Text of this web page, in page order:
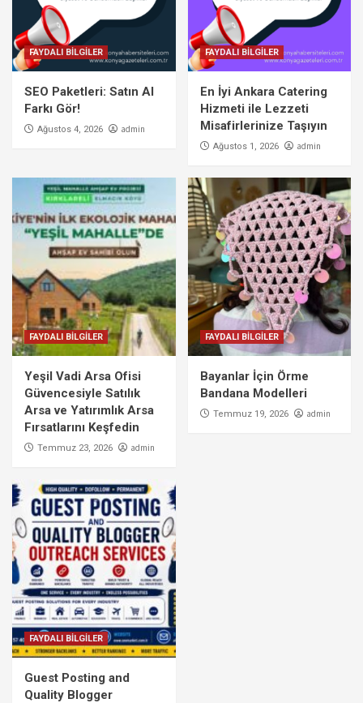
FAYDALI BİLGİLER
SEO Paketleri: Satın Al
Farkı Gör!
Ağustos 4, 2026 admin
FAYDALI BİLGİLER
En İyi Ankara Catering
Hizmeti ile Lezzeti
Misafirlerinize Taşıyın
Ağustos 1, 2026 admin
FAYDALI BİLGİLER
Yeşil Vadi Arsa Ofisi
Güvencesiyle Satılık
Arsa ve Yatırımlık Arsa
Fırsatlarını Keşfedin
Temmuz 23, 2026 admin
FAYDALI BİLGİLER
Bayanlar İçin Örme
Bandana Modelleri
Temmuz 19, 2026 admin
FAYDALI BİLGİLER
Guest Posting and
Quality Blogger